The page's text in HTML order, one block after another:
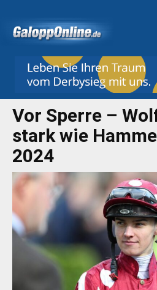
Vor Sperre –
stark wie
2024